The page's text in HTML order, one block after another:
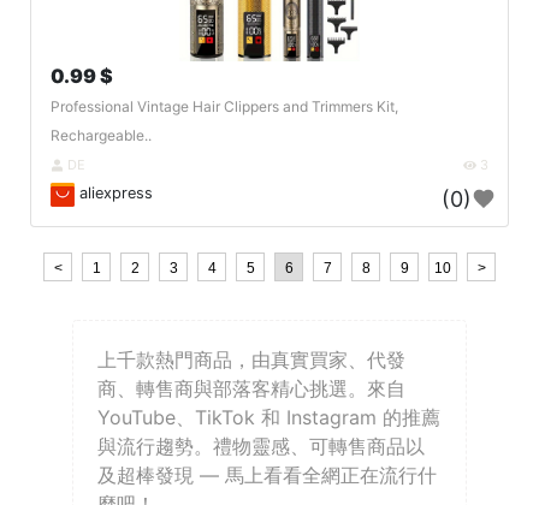
0.99 $
Professional Vintage Hair Clippers and Trimmers Kit,
Rechargeable..
DE 3
aliexpress (0)
< 1 2 3 4 5 6 7 8 9 10 >
上千款熱門商品，由真實買家、代發
商、轉售商與部落客精心挑選。來自
YouTube、TikTok 和 Instagram 的推薦
與流行趨勢。禮物靈感、可轉售商品以
及超棒發現 — 馬上看看全網正在流行什